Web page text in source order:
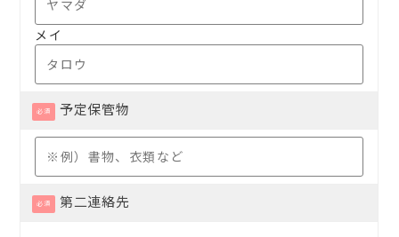
メイ
必須 予定保管物
必須 第二連絡先